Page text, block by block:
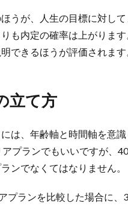
うが、人生の目標に対し
も内定の確率は上がりま
できるほうが評価されます
立て方
は、年齢軸と時間軸を意
プランでもいいですが、
ンでなくてはなりません。
プランを比較した場合に